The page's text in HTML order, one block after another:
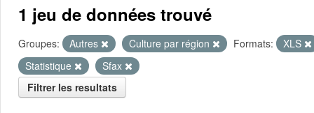
1 jeu de données trouvé
Groupes: Autres Culture par région Formats:
XLS
Statistique
Sfax
Filtrer les resultats